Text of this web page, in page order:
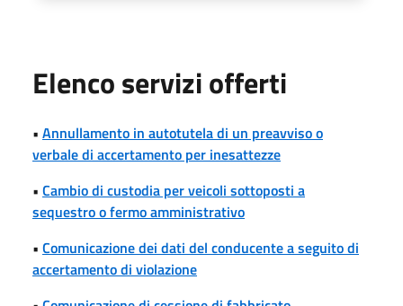
Elenco servizi offerti
• Annullamento in autotutela di un preavviso o
verbale di accertamento per inesattezze
• Cambio di custodia per veicoli sottoposti a
sequestro o fermo amministrativo
• Comunicazione dei dati del conducente a seguito di
accertamento di violazione